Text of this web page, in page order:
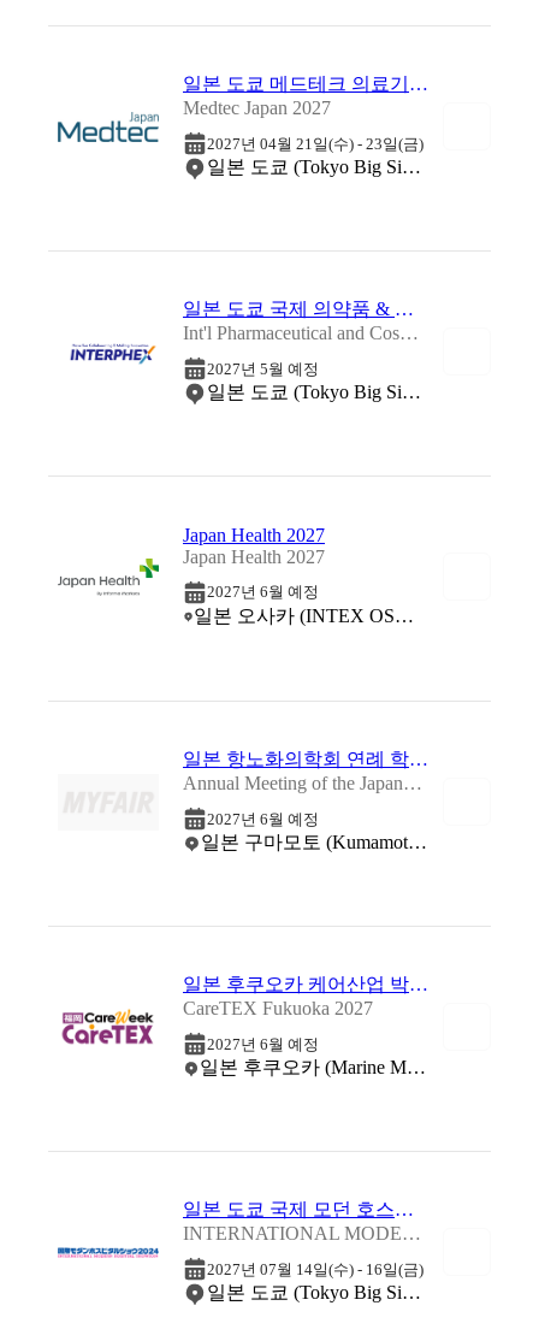
일본 도쿄 메드테크 의료기술 박람회 2027
Medtec Japan 2027
2027년 04월 21일(수) - 23일(금)
일본 도쿄 (Tokyo Big Sight)
일본 도쿄 국제 의약품 & 화장품 박람회 2027
Int'l Pharmaceutical and Cosmetics Manufacturing Expo 2027
2027년 5월 예정
일본 도쿄 (Tokyo Big Sight)
Japan Health 2027
Japan Health 2027
2027년 6월 예정
일본 오사카 (INTEX OSAKA (International Exhibition Center))
일본 항노화의학회 연례 학술 대회 2027
Annual Meeting of the Japanese Society of Anti-Aging Medicine 2027
2027년 6월 예정
일본 구마모토 (Kumamoto Castle Hall)
일본 후쿠오카 케어산업 박람회 2027
CareTEX Fukuoka 2027
2027년 6월 예정
일본 후쿠오카 (Marine Messe Fukuoka)
일본 도쿄 국제 모던 호스피탈리티 쇼 2027
INTERNATIONAL MODERN HOSPITAL SHOW 2027
2027년 07월 14일(수) - 16일(금)
일본 도쿄 (Tokyo Big Sight)